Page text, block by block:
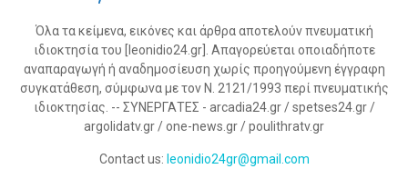
Όλα τα κείμενα, εικόνες και άρθρα αποτελούν πνευματική
ιδιοκτησία του [leonidio24.gr]. Απαγορεύεται οποιαδήποτε
αναπαραγωγή ή αναδημοσίευση χωρίς προηγούμενη έγγραφη
συγκατάθεση, σύμφωνα με τον Ν. 2121/1993 περί πνευματικής
ιδιοκτησίας. -- ΣΥΝΕΡΓΑΤΕΣ - arcadia24.gr / spetses24.gr /
argolidatv.gr / one-news.gr / poulithratv.gr
Contact us: leonidio24gr@gmail.com